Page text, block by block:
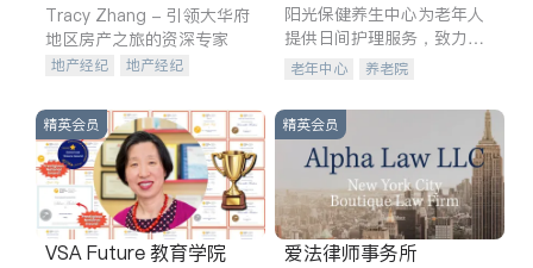
Tracy Zhang - 引领大华府
地区房产之旅的资深专家
地产经纪
地产经纪
商铺租售
开发商建商
阳光保健养生中心为老年人
提供日间护理服务，致力于
通过持续的护理创新来有效
老年中心 养老院
精英会员
VSA Future 教育学院
精英会员
爱法律师事务所